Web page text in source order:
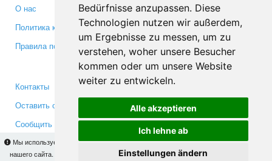
Bedürfnisse anzupassen. Diese
Technologien nutzen wir außerdem,
um Ergebnisse zu messen, um zu
verstehen, woher unsere Besucher
kommen oder um unsere Website
weiter zu entwickeln.
Alle akzeptieren
Ich lehne ab
Einstellungen ändern
Мы используем cookies для того, чтобы Вы могли использовать весь функционал
нашего сайта. На
Вы сможете узнать подробности и, при желании,
О нас
Политика конфиденциальности
Правила пользования
Партнерам
Инвесторам
Медиа
Контакты
Оставить отзыв
Сообщить об ошибке
Facebook
Twitter
YouTube
Google+